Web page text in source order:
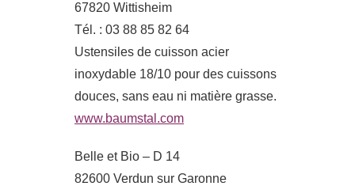
67820 Wittisheim
Tél. : 03 88 85 82 64
Ustensiles de cuisson acier
inoxydable 18/10 pour des cuissons
douces, sans eau ni matière grasse.
www.baumstal.com
Belle et Bio – D 14
82600 Verdun sur Garonne